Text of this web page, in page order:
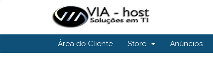
Área do Cliente Store Anúncios